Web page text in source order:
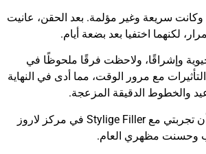
وكانت سريعة وغير مؤلمة. بعد الحقن، عانيت
لكنهما اختفيا بعد بضعة أيام.
وإشراقًا، ولاحظت فرقًا ملحوظًا في
مع مرور الوقت، مما أدى في النهاية
والخطوط الدقيقة المزعجة.
أستطيع أن أؤكد بثقة أن تجربتي مع Stylige Filler في مركز لاروز
وحسنت مظهري العام.